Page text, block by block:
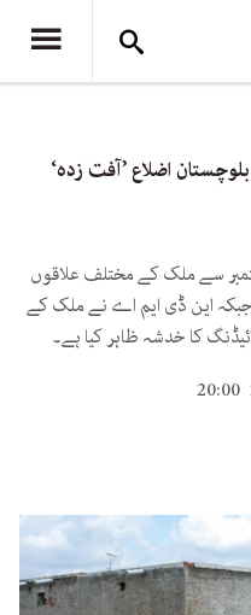
پاکستان: مزید بارشوں کی توقع، 11 بلوچستان اضلاع ’آفت زدہ‘
سے ملک کے مختلف علاقوں
این ڈی ایم اے نے ملک کے
کا خدشہ ظاہر کیا ہے۔